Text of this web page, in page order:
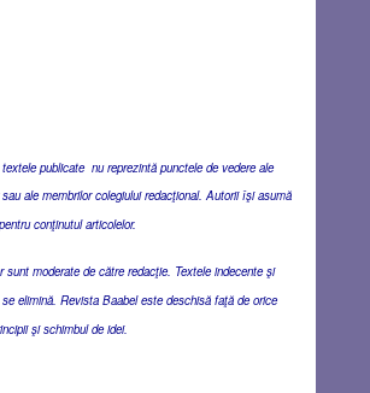
publicate nu reprezintă punctele de vedere ale
ale membrilor colegiului redacţional. Autorii îşi asumă
conţinutul articolelor.
sunt moderate de către redacţie. Textele indecente şi
elimină. Revista Baabel este deschisă faţă de orice
şi schimbul de idei.